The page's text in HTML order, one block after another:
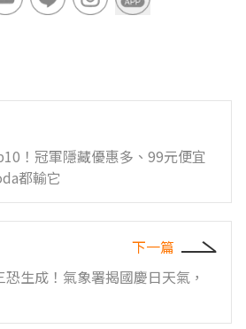
！冠軍隱藏優惠多、99元便宜
都輸它
下一篇
生成！氣象署揭國慶日天氣，